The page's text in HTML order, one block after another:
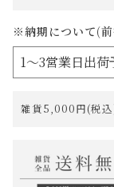
※納期について(
雑貨5,000円(税込